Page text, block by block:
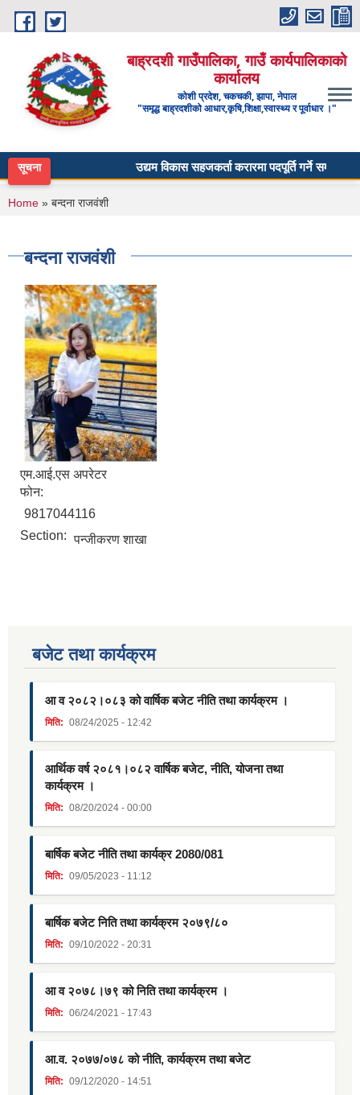
Skip to main content
बाह्रदशी गाउँपालिका, गाउँ कार्यपालिकाको
कार्यालय
कोशी प्रदेश, चकचकी, झापा, नेपाल
"समृद्ध बाह्रदशीको आधार,कृषि,शिक्षा,स्वास्थ्य र पूर्वाधार ।"
सूचना उद्यम विकास सहजकर्ता करारमा पदपूर्ति गर्ने सम्बन्धी
You are here
Home » बन्दना राजव‌ंशी
बन्दना राजव‌ंशी
एम.आई.एस अपरेटर
फोन:
9817044116
Section: पन्जीकरण शाखा
बजेट तथा कार्यक्रम
आ व २०८२।०८३ को वार्षिक बजेट नीति तथा कार्यक्रम ।
मिति: 08/24/2025 - 12:42
आर्थिक वर्ष २०८१।०८२ वार्षिक बजेट, नीति, योजना तथा
कार्यक्रम ।
मिति: 08/20/2024 - 00:00
बार्षिक बजेट नीति तथा कार्यक्र 2080/081
मिति: 09/05/2023 - 11:12
बार्षिक बजेट निति तथा कार्यक्रम २०७९/८०
मिति: 09/10/2022 - 20:31
आ व २०७८।७९ को निति तथा कार्यक्रम ।
मिति: 06/24/2021 - 17:43
आ.व. २०७७/०७८ को नीति, कार्यक्रम तथा बजेट
मिति: 09/12/2020 - 14:51